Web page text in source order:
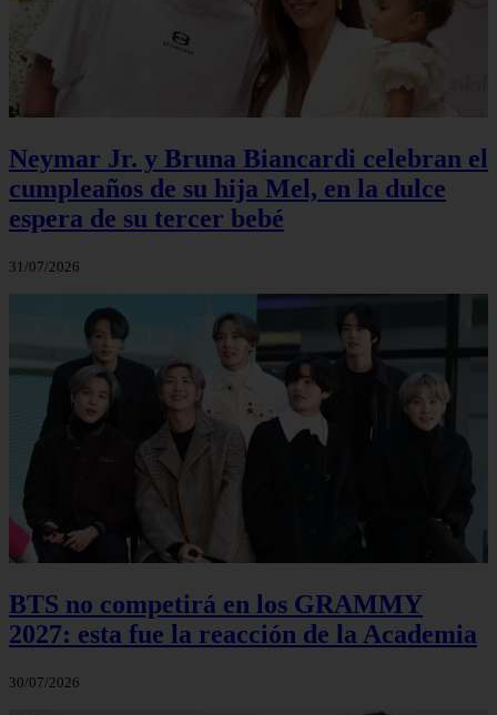
Neymar Jr. y Bruna Biancardi celebran el
cumpleaños de su hija Mel, en la dulce
espera de su tercer bebé
31/07/2026
BTS no competirá en los GRAMMY
2027: esta fue la reacción de la Academia
30/07/2026